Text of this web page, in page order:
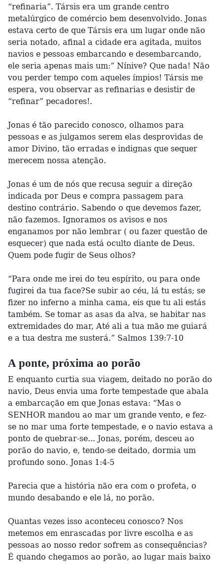
“refinaria”. Társis era um grande centro
metalúrgico de comércio bem desenvolvido. Jonas
estava certo de que Társis era um lugar onde não
seria notado, afinal a cidade era agitada, muitos
navios e pessoas embarcando e desembarcando,
ele seria apenas mais um:” Nínive? Que nada! Não
vou perder tempo com aqueles ímpios! Társis me
espera, vou observar as refinarias e desistir de
“refinar” pecadores!.
Jonas é tão parecido conosco, olhamos para
pessoas e as julgamos serem elas desprovidas de
amor Divino, tão erradas e indignas que sequer
merecem nossa atenção.
Jonas é um de nós que recusa seguir a direção
indicada por Deus e compra passagem para
destino contrário. Sabendo o que devemos fazer,
não fazemos. Ignoramos os avisos e nos
enganamos por não lembrar ( ou fazer questão de
esquecer) que nada está oculto diante de Deus.
Quem pode fugir de Seus olhos?
“Para onde me irei do teu espírito, ou para onde
fugirei da tua face?Se subir ao céu, lá tu estás; se
fizer no inferno a minha cama, eis que tu ali estás
também. Se tomar as asas da alva, se habitar nas
extremidades do mar, Até ali a tua mão me guiará
e a tua destra me susterá.” Salmos 139:7-10
A ponte, próxima ao porão
E enquanto curtia sua viagem, deitado no porão do
navio, Deus envia uma forte tempestade que abala
a embarcação em que Jonas estava: “Mas o
SENHOR mandou ao mar um grande vento, e fez-
se no mar uma forte tempestade, e o navio estava a
ponto de quebrar-se... Jonas, porém, desceu ao
porão do navio, e, tendo-se deitado, dormia um
profundo sono. Jonas 1:4-5
Parecia que a história não era com o profeta, o
mundo desabando e ele lá, no porão.
Quantas vezes isso aconteceu conosco? Nos
metemos em enrascadas por livre escolha e as
pessoas ao nosso redor sofrem as consequências?
É quando chegamos ao porão, ao lugar mais baixo